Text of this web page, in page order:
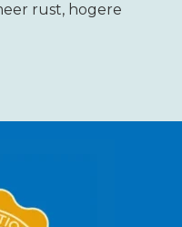
rust, hogere